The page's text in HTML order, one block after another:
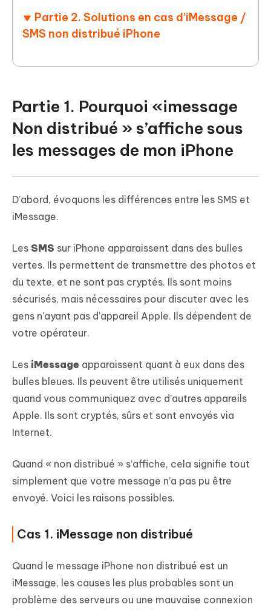
Partie 2. Solutions en cas d’iMessage /
SMS non distribué iPhone
Partie 1. Pourquoi «imessage
Non distribué » s’affiche sous
les messages de mon iPhone
D’abord, évoquons les différences entre les SMS et
iMessage.
Les SMS sur iPhone apparaissent dans des bulles
vertes. Ils permettent de transmettre des photos et
du texte, et ne sont pas cryptés. Ils sont moins
sécurisés, mais nécessaires pour discuter avec les
gens n’ayant pas d’appareil Apple. Ils dépendent de
votre opérateur.
Les iMessage apparaissent quant à eux dans des
bulles bleues. Ils peuvent être utilisés uniquement
quand vous communiquez avec d’autres appareils
Apple. Ils sont cryptés, sûrs et sont envoyés via
Internet.
Quand « non distribué » s’affiche, cela signifie tout
simplement que votre message n’a pas pu être
envoyé. Voici les raisons possibles.
Cas 1. iMessage non distribué
Quand le message iPhone non distribué est un
iMessage, les causes les plus probables sont un
problème des serveurs ou une mauvaise connexion